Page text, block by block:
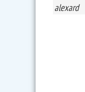
alexard